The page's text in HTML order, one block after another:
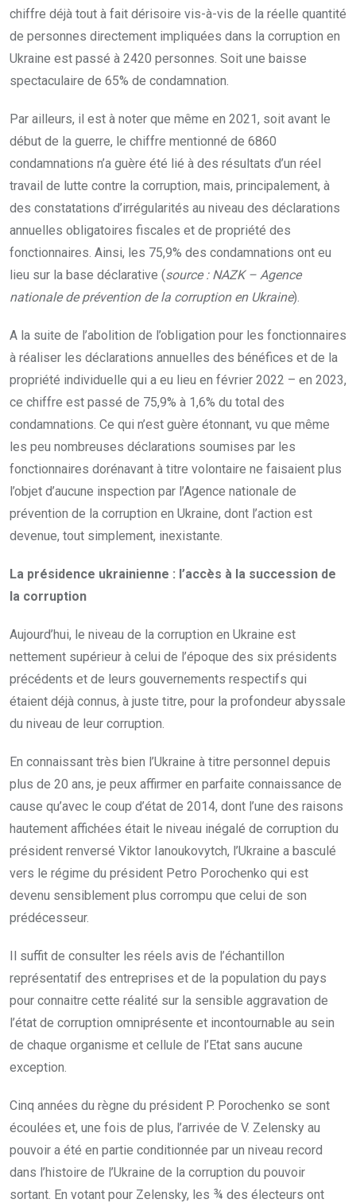
chiffre déjà tout à fait dérisoire vis-à-vis de la réelle quantité
de personnes directement impliquées dans la corruption en
Ukraine est passé à 2420 personnes. Soit une baisse
spectaculaire de 65% de condamnation.
Par ailleurs, il est à noter que même en 2021, soit avant le
début de la guerre, le chiffre mentionné de 6860
condamnations n’a guère été lié à des résultats d’un réel
travail de lutte contre la corruption, mais, principalement, à
des constatations d’irrégularités au niveau des déclarations
annuelles obligatoires fiscales et de propriété des
fonctionnaires. Ainsi, les 75,9% des condamnations ont eu
lieu sur la base déclarative (source : NAZK – Agence
nationale de prévention de la corruption en Ukraine).
A la suite de l’abolition de l’obligation pour les fonctionnaires
à réaliser les déclarations annuelles des bénéfices et de la
propriété individuelle qui a eu lieu en février 2022 – en 2023,
ce chiffre est passé de 75,9% à 1,6% du total des
condamnations. Ce qui n’est guère étonnant, vu que même
les peu nombreuses déclarations soumises par les
fonctionnaires dorénavant à titre volontaire ne faisaient plus
l’objet d’aucune inspection par l’Agence nationale de
prévention de la corruption en Ukraine, dont l’action est
devenue, tout simplement, inexistante.
La présidence ukrainienne : l’accès à la succession de
la corruption
Aujourd’hui, le niveau de la corruption en Ukraine est
nettement supérieur à celui de l’époque des six présidents
précédents et de leurs gouvernements respectifs qui
étaient déjà connus, à juste titre, pour la profondeur abyssale
du niveau de leur corruption.
En connaissant très bien l’Ukraine à titre personnel depuis
plus de 20 ans, je peux affirmer en parfaite connaissance de
cause qu’avec le coup d’état de 2014, dont l’une des raisons
hautement affichées était le niveau inégalé de corruption du
président renversé Viktor Ianoukovytch, l’Ukraine a basculé
vers le régime du président Petro Porochenko qui est
devenu sensiblement plus corrompu que celui de son
prédécesseur.
Il suffit de consulter les réels avis de l’échantillon
représentatif des entreprises et de la population du pays
pour connaitre cette réalité sur la sensible aggravation de
l’état de corruption omniprésente et incontournable au sein
de chaque organisme et cellule de l’Etat sans aucune
exception.
Cinq années du règne du président P. Porochenko se sont
écoulées et, une fois de plus, l’arrivée de V. Zelensky au
pouvoir a été en partie conditionnée par un niveau record
dans l’histoire de l’Ukraine de la corruption du pouvoir
sortant. En votant pour Zelensky, les ¾ des électeurs ont